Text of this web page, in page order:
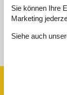
Sie können Ihre
Marketing
Siehe auch